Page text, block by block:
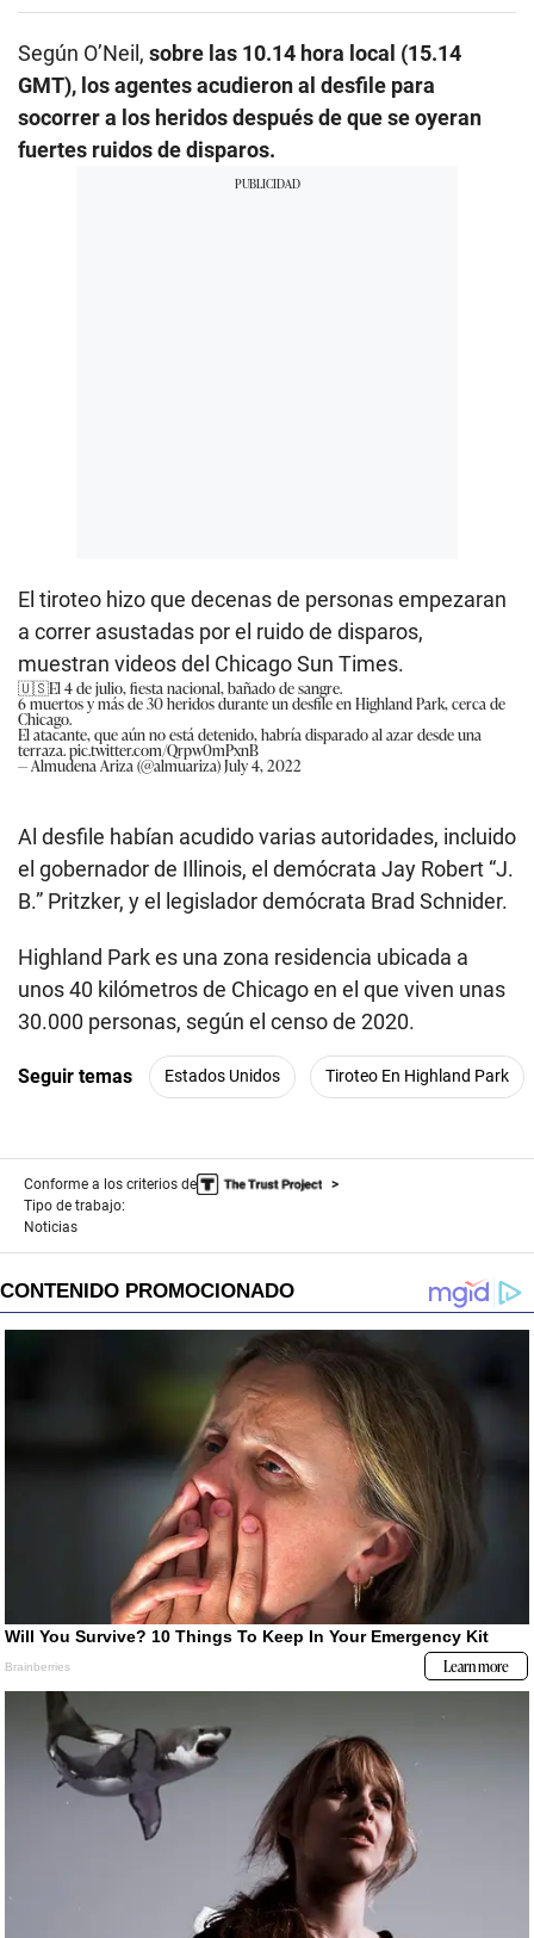
Según O’Neil, sobre las 10.14 hora local (15.14
GMT), los agentes acudieron al desfile para
socorrer a los heridos después de que se oyeran
fuertes ruidos de disparos.
El tiroteo hizo que decenas de personas empezaran
a correr asustadas por el ruido de disparos,
muestran videos del Chicago Sun Times.
🇺🇸El 4 de julio, fiesta nacional, bañado de sangre.
6 muertos y más de 30 heridos durante un desfile en Highland Park, cerca de
Chicago.
El atacante, que aún no está detenido, habría disparado al azar desde una
terraza.pic.twitter.com/Qrpw0mPxnB
— Almudena Ariza (@almuariza)July 4, 2022
Al desfile habían acudido varias autoridades, incluido
el gobernador de Illinois, el demócrata Jay Robert “J.
B.” Pritzker, y el legislador demócrata Brad Schnider.
Highland Park es una zona residencia ubicada a
unos 40 kilómetros de Chicago en el que viven unas
30.000 personas, según el censo de 2020.
Seguir temas Estados Unidos Tiroteo En Highland Park
Conforme a los criterios de
Tipo de trabajo:
Noticias